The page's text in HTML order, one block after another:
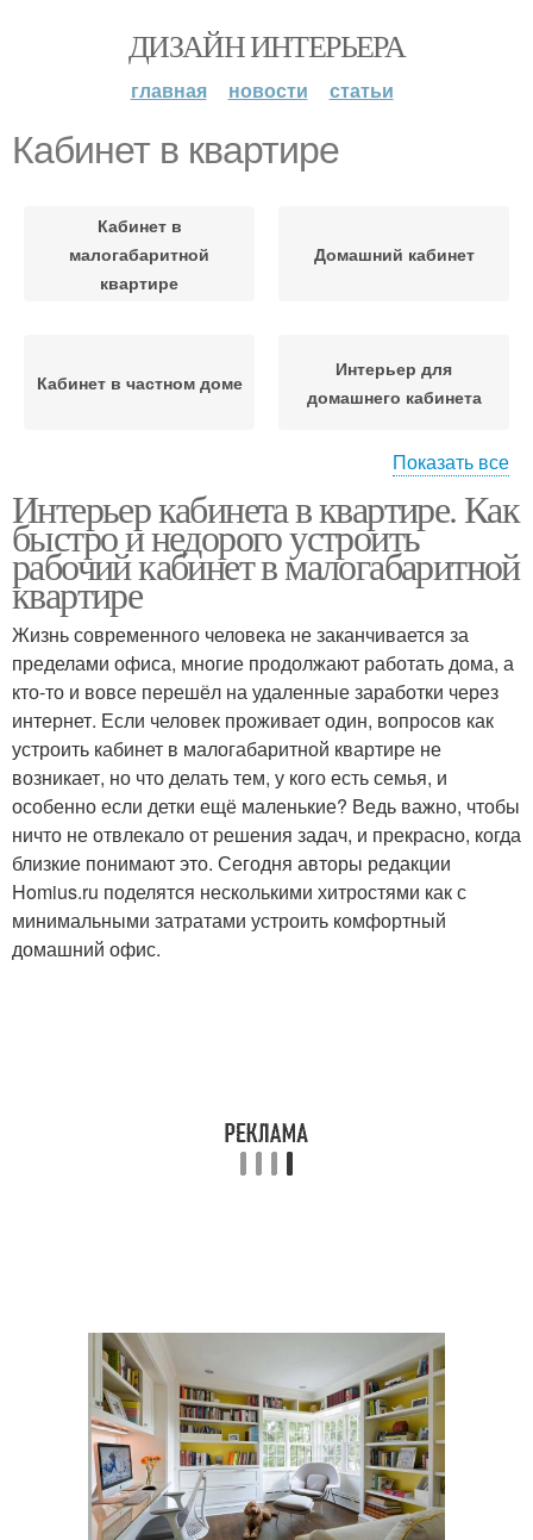
ДИЗАЙН ИНТЕРЬЕРА
главная новости статьи
Кабинет в квартире
Кабинет в
малогабаритной
квартире
Домашний кабинет
Кабинет в частном доме
Интерьер для
домашнего кабинета
Кабинет в отдельной
комнате
Показать все
Интерьер кабинета в квартире. Как
быстро и недорого устроить
рабочий кабинет в малогабаритной
квартире
Жизнь современного человека не заканчивается за
пределами офиса, многие продолжают работать дома, а
кто-то и вовсе перешёл на удаленные заработки через
интернет. Если человек проживает один, вопросов как
устроить кабинет в малогабаритной квартире не
возникает, но что делать тем, у кого есть семья, и
особенно если детки ещё маленькие? Ведь важно, чтобы
ничто не отвлекало от решения задач, и прекрасно, когда
близкие понимают это. Сегодня авторы редакции
Homius.ru поделятся несколькими хитростями как с
минимальными затратами устроить комфортный
домашний офис.